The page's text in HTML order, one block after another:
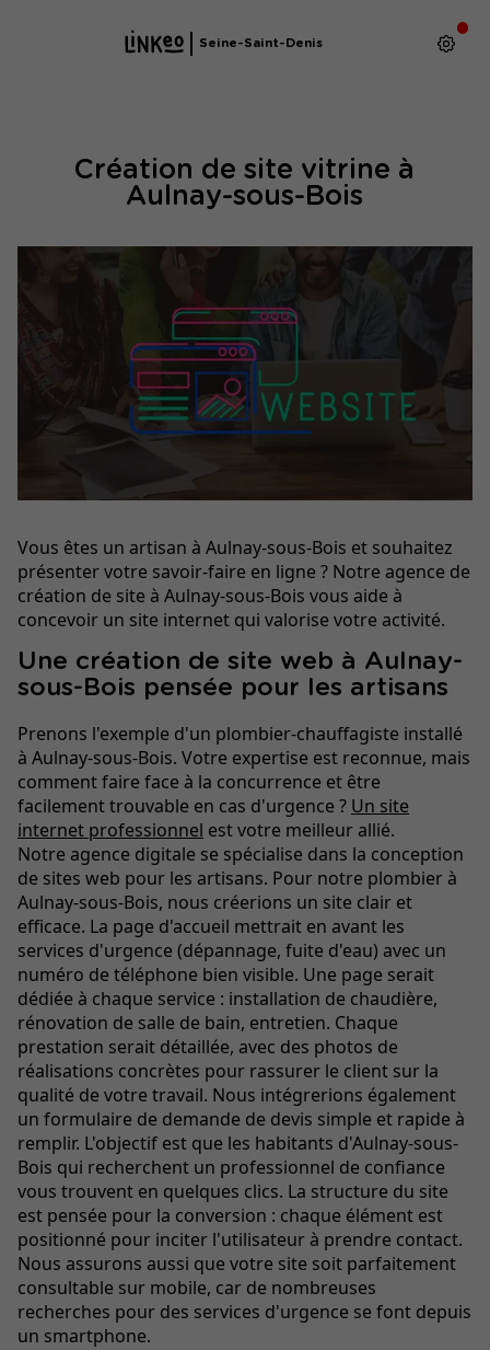
Seine-Saint-Denis
Création de site vitrine à
Aulnay-sous-Bois
Vous êtes un artisan à Aulnay-sous-Bois et souhaitez
présenter votre savoir-faire en ligne ? Notre agence de
création de site à Aulnay-sous-Bois vous aide à
concevoir un site internet qui valorise votre activité.
Une création de site web à Aulnay-
sous-Bois pensée pour les artisans
Prenons l'exemple d'un plombier-chauffagiste installé
à Aulnay-sous-Bois. Votre expertise est reconnue, mais
comment faire face à la concurrence et être
facilement trouvable en cas d'urgence ? Un site
internet professionnel est votre meilleur allié.
Notre agence digitale se spécialise dans la conception
de sites web pour les artisans. Pour notre plombier à
Aulnay-sous-Bois, nous créerions un site clair et
efficace. La page d'accueil mettrait en avant les
services d'urgence (dépannage, fuite d'eau) avec un
numéro de téléphone bien visible. Une page serait
dédiée à chaque service : installation de chaudière,
rénovation de salle de bain, entretien. Chaque
prestation serait détaillée, avec des photos de
réalisations concrètes pour rassurer le client sur la
qualité de votre travail. Nous intégrerions également
un formulaire de demande de devis simple et rapide à
remplir. L'objectif est que les habitants d'Aulnay-sous-
Bois qui recherchent un professionnel de confiance
vous trouvent en quelques clics. La structure du site
est pensée pour la conversion : chaque élément est
positionné pour inciter l'utilisateur à prendre contact.
Nous assurons aussi que votre site soit parfaitement
consultable sur mobile, car de nombreuses
recherches pour des services d'urgence se font depuis
un smartphone.